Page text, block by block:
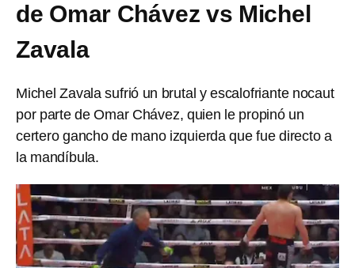
de Omar Chávez vs Michel
Zavala
Michel Zavala sufrió un brutal y escalofriante nocaut
por parte de Omar Chávez, quien le propinó un
certero gancho de mano izquierda que fue directo a
la mandíbula.